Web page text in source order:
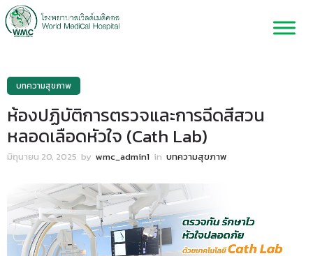
บทความสุขภาพ
ห้องปฏิบัติการตรวจและการฉีดสีสวน
หลอดเลือดหัวใจ (Cath Lab)
มิถุนายน 20, 2025 by wmc_admin1 in บทความสุขภาพ